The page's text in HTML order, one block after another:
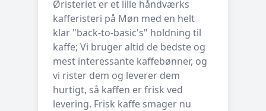
Øristeriet er et lille håndværks
kafferisteri på Møn med en helt
klar "back-to-basic's" holdning til
kaffe; Vi bruger altid de bedste og
mest interessante kaffebønner, og
vi rister dem og leverer dem
hurtigt, så kaffen er frisk ved
levering. Frisk kaffe smager nu